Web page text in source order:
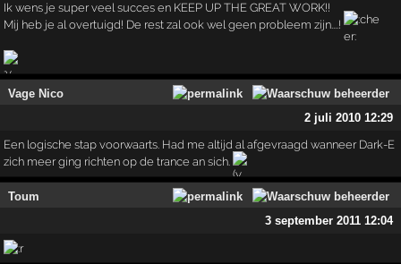
Ik wens je super veel succes en KEEP UP THE GREAT WORK!!
Mij heb je al overtuigd! De rest zal ook wel geen probleem zijn....!
Vage Nico
2 juli 2010 12:29
Een logische stap voorwaarts. Had me altijd al afgevraagd wanneer Dark-E
zich meer ging richten op de trance an sich.
Toum
3 september 2011 12:04